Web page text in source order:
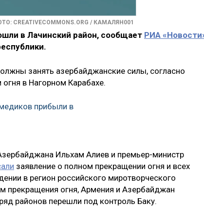
CREATIVECOMMONS.ORG / КАМАЛЯН001
в Лачинский район, сообщает РИА
занять азербайджанские силы, согласно
в Нагорном Карабахе.
прибыли в
Ильхам Алиев и премьер-министр
заявление о полном прекращении огня и всех
в регион российского миротворческого
прекращения огня, Армения и Азербайджан
районов перешли под контроль Баку.